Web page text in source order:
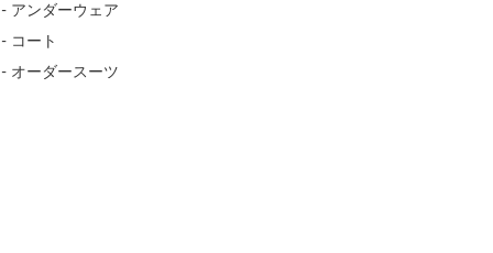
- アンダーウェア
- コート
- オーダースーツ